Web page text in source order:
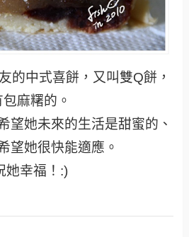
的中式喜餅，又叫雙Q餅，
包麻糬的。
望她未來的生活是甜蜜的、
望她很快能適應。
她幸福！:)